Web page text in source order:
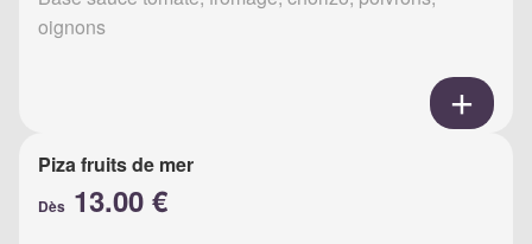
oignons
Piza fruits de mer
Dès 13.00 €